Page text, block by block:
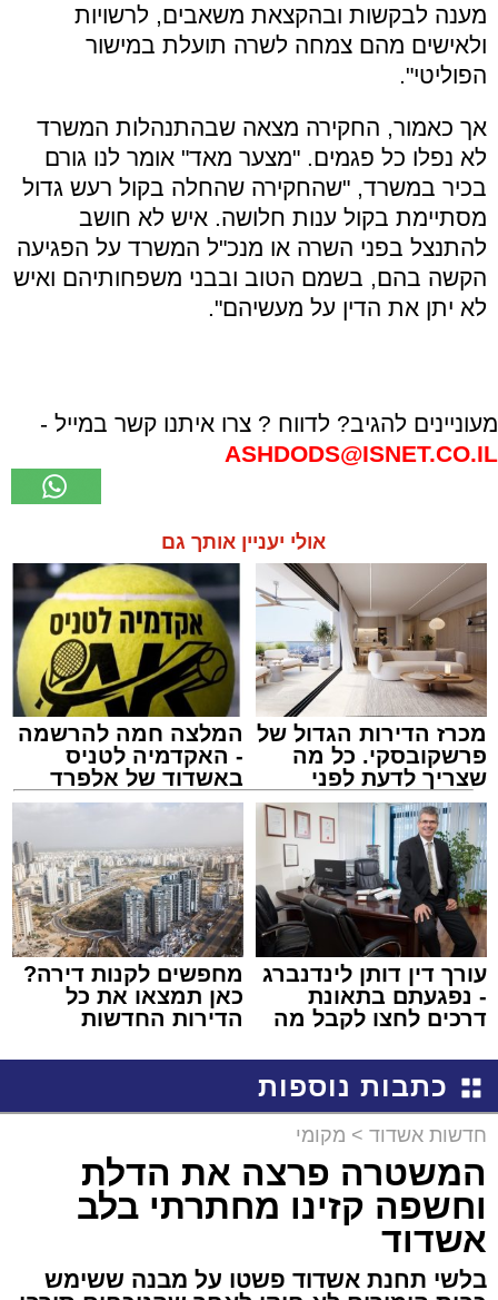
מענה לבקשות ובהקצאת משאבים, לרשויות
ולאישים מהם צמחה לשרה תועלת במישור
הפוליטי".
אך כאמור, החקירה מצאה שבהתנהלות המשרד
לא נפלו כל פגמים. "מצער מאד" אומר לנו גורם
בכיר במשרד, "שהחקירה שהחלה בקול רעש גדול
מסתיימת בקול ענות חלושה. איש לא חושב
להתנצל בפני השרה או מנכ"ל המשרד על הפגיעה
הקשה בהם, בשמם הטוב ובבני משפחותיהם ואיש
לא יתן את הדין על מעשיהם".
מעוניינים להגיב? לדווח ? צרו איתנו קשר במייל -
ASHDODS@ISNET.CO.IL
אולי יעניין אותך גם
מכרז הדירות הגדול של
פרשקובסקי. כל מה
שצריך לדעת לפני
שמגישים הצעה לדירה
באשדוד
המלצה חמה להרשמה
- האקדמיה לטניס
באשדוד של אלפרד
קריאולנסקי - לילדים
עורך דין דותן לינדנברג
- נפגעתם בתאונת
דרכים לחצו לקבל מה
מחפשים לקנות דירה?
כאן תמצאו את כל
הדירות החדשות
כתבות נוספות
חדשות אשדוד > מקומי
המשטרה פרצה את הדלת
וחשפה קזינו מחתרתי בלב
אשדוד
בלשי תחנת אשדוד פשטו על מבנה ששימש